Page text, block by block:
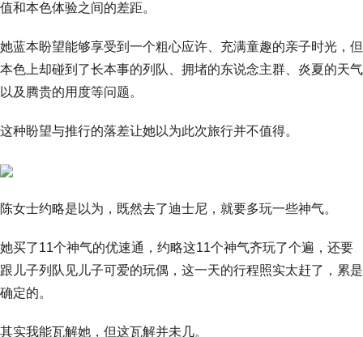
值和本色体验之间的差距。
她蓝本盼望能够享受到一个粗心应许、充满童趣的亲子时光，但
本色上却碰到了长本事的列队、拥堵的东说念主群、炎夏的天气
以及腾贵的用度等问题。
这种盼望与推行的落差让她以为此次旅行并不值得。
陈女士约略是以为，既然去了迪士尼，就要多玩一些神气。
她买了11个神气的优速通，约略这11个神气齐玩了个遍，还要
跟儿子列队见儿子可爱的玩偶，这一天的行程照实太赶了，累是
确定的。
其实我能瓦解她，但这瓦解并未几。